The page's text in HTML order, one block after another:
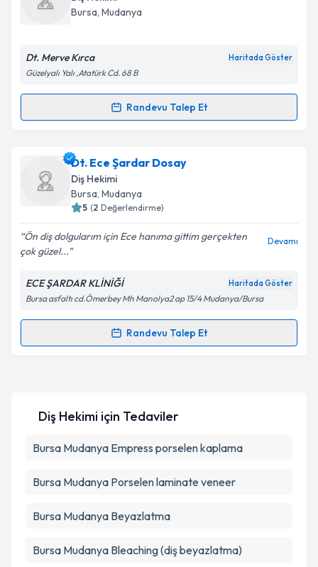
E-posta Adresiniz
Kişisel verilerimin işlenmesine ilişkin
Metni'ni okudum ve kişisel verilerimin belirtilen
kapsamda işlenmesini kabul ediyorum.
Bursa, Mudanya
Dt. Merve Kırca Haritada Göster
Güzelyalı Yalı ,Atatürk Cd. 68 B
Randevu Talep Et
Randevu Takvimi Talebi
Dt. Merve Kırca Görüşcüiçin randevu takvimi talebi
oluşturun. Size bu uzmandan randevu almanız için bir
takvim hazırlandığında e-posta ile bilgilendireceğiz.
Kişisel verilerimin işlenmesine ilişkin
Aydınlatma
Metni'ni okudum ve kişisel verilerimin belirtilen
kapsamda işlenmesini kabul ediyorum.
Dt. Ece Şardar Dosay
Diş Hekimi
Bursa, Mudanya
5 (2 Değerlendirme)
Ön diş dolgularım için Ece hanıma gittim gerçekten
çok güzel...
Devamı
ECE ŞARDAR KLİNİĞİ Haritada Göster
Bursa asfaltı cd.Ömerbey Mh Manolya2 ap 15/4 Mudanya/Bursa
Randevu Talep Et
Randevu Takvimi Talebi
takvim hazırlandığında e-posta ile bilgilendireceğiz.
E-posta Adresiniz
Kişisel verilerimin işlenmesine ilişkin
Diş Hekimi için Tedaviler
Bursa Mudanya Empress porselen kaplama
Bursa Mudanya Porselen laminate veneer
Bursa Mudanya Beyazlatma
Bursa Mudanya Bleaching (diş beyazlatma)